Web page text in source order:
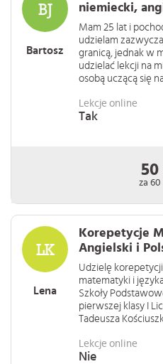
Bartosz
niemiecki,
Mam 25 lat i
udzielam
granicą, jednak w
udzielać lekcji na
osobą uczącą się
Lekcje online
Tak
50
za 60
Lena
Korepetycje
Angielski i
Udzielę
matematyki i
Szkoły
pierwszej klasy I
Tadeusza
Lekcje online
Nie